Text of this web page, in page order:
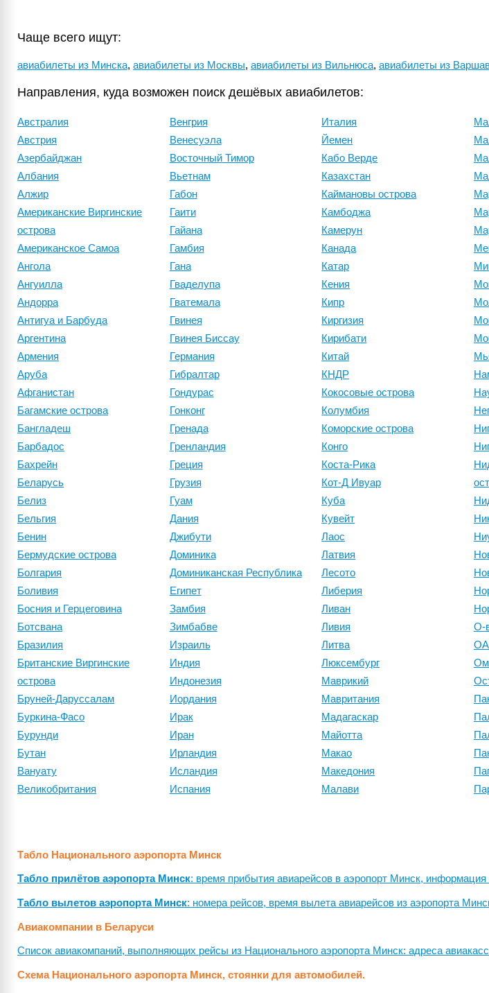
Чаще всего ищут:
авиабилеты из Минска, авиабилеты из Москвы, авиабилеты из Вильнюса, авиабилеты из
Направления, куда возможен поиск дешёвых авиабилетов:
Австралия
Австрия
Азербайджан
Албания
Алжир
Американские Виргинские
острова
Американское Самоа
Ангола
Ангуилла
Андорра
Антигуа и Барбуда
Аргентина
Армения
Аруба
Афганистан
Багамские острова
Бангладеш
Барбадос
Бахрейн
Беларусь
Белиз
Бельгия
Бенин
Бермудские острова
Болгария
Боливия
Босния и Герцеговина
Ботсвана
Бразилия
Британские Виргинские
острова
Бруней-Даруссалам
Буркина-Фасо
Бурунди
Бутан
Вануату
Великобритания
Венгрия
Венесуэла
Восточный Тимор
Вьетнам
Габон
Гаити
Гайана
Гамбия
Гана
Гваделупа
Гватемала
Гвинея
Гвинея Биссау
Германия
Гибралтар
Гондурас
Гонконг
Гренада
Гренландия
Греция
Грузия
Гуам
Дания
Джибути
Доминика
Доминиканская Республика
Египет
Замбия
Зимбабве
Израиль
Индия
Индонезия
Иордания
Ирак
Иран
Ирландия
Исландия
Испания
Италия
Йемен
Кабо Верде
Казахстан
Каймановы острова
Камбоджа
Камерун
Канада
Катар
Кения
Кипр
Киргизия
Кирибати
Китай
КНДР
Кокосовые острова
Колумбия
Коморские острова
Конго
Коста-Рика
Кот-Д Ивуар
Куба
Кувейт
Лаос
Латвия
Лесото
Либерия
Ливан
Ливия
Литва
Люксембург
Маврикий
Мавритания
Мадагаскар
Майотта
Макао
Македония
Малави
О-
Табло Национального аэропорта Минск
Табло прилётов аэропорта Минск: время прибытия авиарейсов в аэропорт Минск, информация
Табло вылетов аэропорта Минск: номера рейсов, время вылета авиарейсов из аэропорта
Авиакомпании в Беларуси
Список авиакомпаний, выполняющих рейсы из Национального аэропорта Минск: адреса
Схема Национального аэропорта Минск, стоянки для автомобилей.